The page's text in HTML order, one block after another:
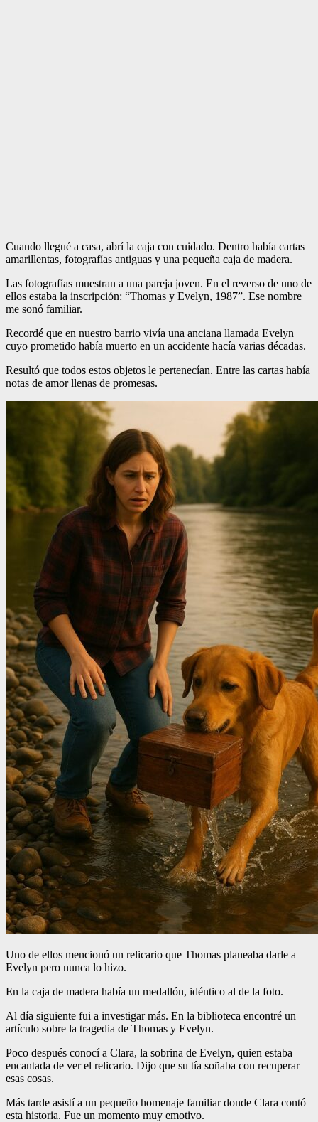
Cuando llegué a casa, abrí la caja con cuidado. Dentro había cartas
amarillentas, fotografías antiguas y una pequeña caja de madera.
Las fotografías muestran a una pareja joven. En el reverso de uno de
ellos estaba la inscripción: “Thomas y Evelyn, 1987”. Ese nombre
me sonó familiar.
Recordé que en nuestro barrio vivía una anciana llamada Evelyn
cuyo prometido había muerto en un accidente hacía varias décadas.
Resultó que todos estos objetos le pertenecían. Entre las cartas había
notas de amor llenas de promesas.
Uno de ellos mencionó un relicario que Thomas planeaba darle a
Evelyn pero nunca lo hizo.
En la caja de madera había un medallón, idéntico al de la foto.
Al día siguiente fui a investigar más. En la biblioteca encontré un
artículo sobre la tragedia de Thomas y Evelyn.
Poco después conocí a Clara, la sobrina de Evelyn, quien estaba
encantada de ver el relicario. Dijo que su tía soñaba con recuperar
esas cosas.
Más tarde asistí a un pequeño homenaje familiar donde Clara contó
esta historia. Fue un momento muy emotivo.